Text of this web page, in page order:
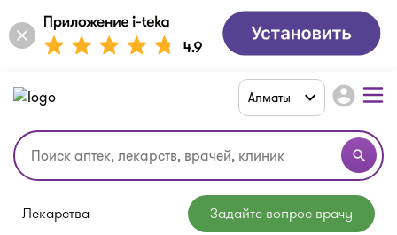
search
Алматы account_circle
Лекарства Задайте вопрос врачу